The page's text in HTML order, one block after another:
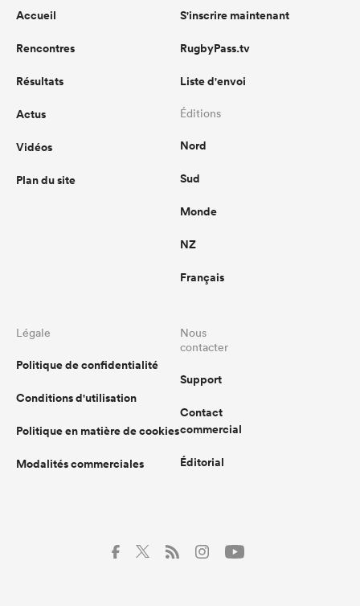
Accueil
Rencontres
Résultats
Actus
Vidéos
Plan du site
S'inscrire maintenant
RugbyPass.tv
Liste d'envoi
Éditions
Nord
Sud
Monde
NZ
Français
Légale
Politique de confidentialité
Conditions d'utilisation
Politique en matière de cookies
Modalités commerciales
Nous
contacter
Support
Contact
commercial
Éditorial